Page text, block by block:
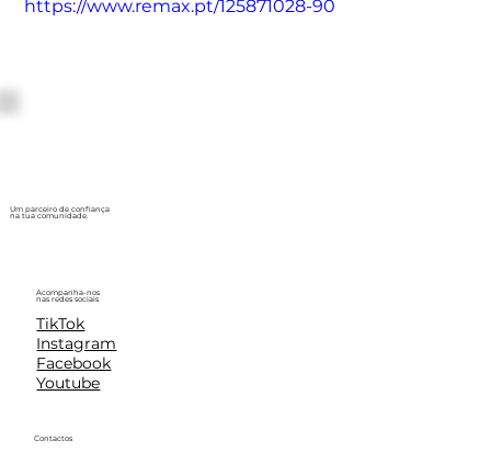
https://www.remax.pt/125871028-90
Um parceiro de confiança
na tua comunidade.
Acompanha-nos
nas redes sociais
TikTok
Instagram
Facebook
Youtube
Contactos